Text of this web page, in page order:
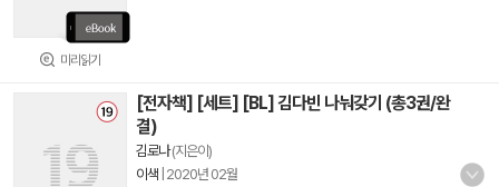
미리읽기
[전자책] [세트] [BL] 김다빈 나눠갖기 (총3권/완
결)
김로나(지은이)
이색 2020년 02월